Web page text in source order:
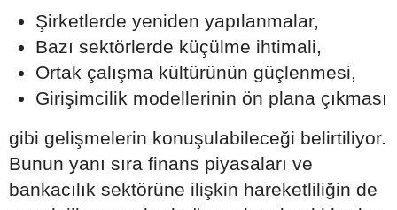
Şirketlerde yeniden yapılanmalar,
Bazı sektörlerde küçülme ihtimali,
Ortak çalışma kültürünün güçlenmesi,
Girişimcilik modellerinin ön plana çıkması
gibi gelişmelerin konuşulabileceği belirtiliyor.
Bunun yanı sıra finans piyasaları ve
bankacılık sektörüne ilişkin hareketliliğin de